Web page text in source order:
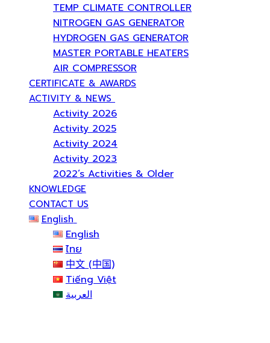
TEMP CLIMATE CONTROLLER
NITROGEN GAS GENERATOR
HYDROGEN GAS GENERATOR
MASTER PORTABLE HEATERS
AIR COMPRESSOR
CERTIFICATE & AWARDS
ACTIVITY & NEWS
Activity 2026
Activity 2025
Activity 2024
Activity 2023
2022’s Activities & Older
KNOWLEDGE
CONTACT US
English
English
ไทย
中文 (中国)
Tiếng Việt
العربية